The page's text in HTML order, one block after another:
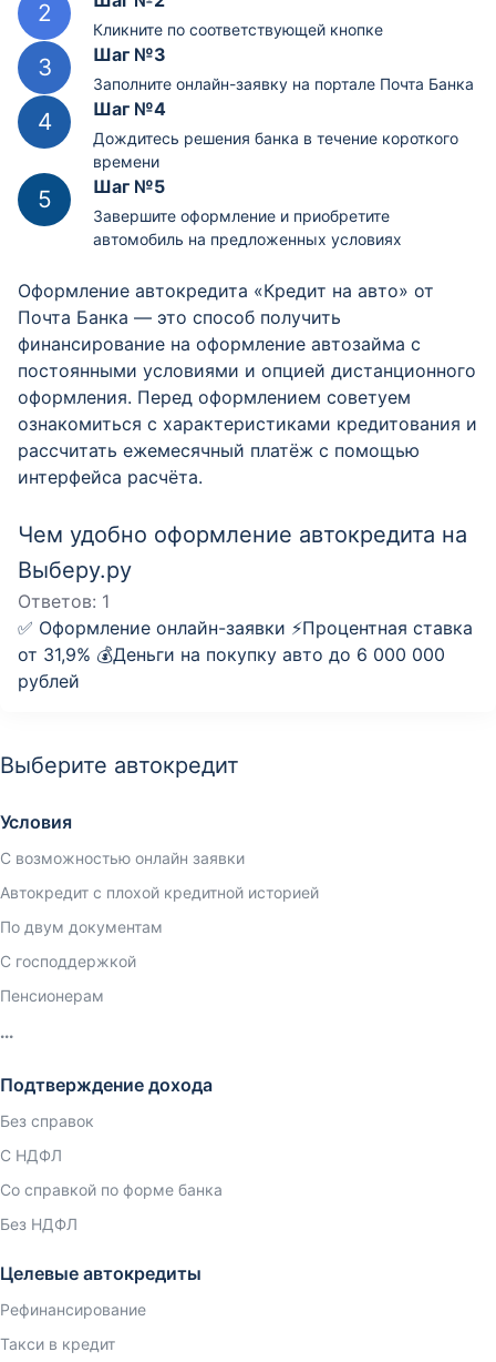
Кликните по соответствующей кнопке
Шаг №3
Заполните онлайн-заявку на портале Почта Банка
Шаг №4
Дождитесь решения банка в течение короткого
времени
Шаг №5
Завершите оформление и приобретите
автомобиль на предложенных условиях
Оформление автокредита «Кредит на авто» от
Почта Банка — это способ получить
финансирование на оформление автозайма с
постоянными условиями и опцией дистанционного
оформления. Перед оформлением советуем
ознакомиться с характеристиками кредитования и
рассчитать ежемесячный платёж с помощью
интерфейса расчёта.
Чем удобно оформление автокредита на
Выберу.ру
Ответов: 1
✅ Оформление онлайн-заявки ⚡️Процентная ставка
от 31,9% 💰Деньги на покупку авто до 6 000 000
рублей
Выберите автокредит
Условия
С возможностью онлайн заявки
Автокредит с плохой кредитной историей
По двум документам
С господдержкой
Пенсионерам
Подтверждение дохода
Без справок
С НДФЛ
Со справкой по форме банка
Без НДФЛ
Целевые автокредиты
Рефинансирование
Такси в кредит